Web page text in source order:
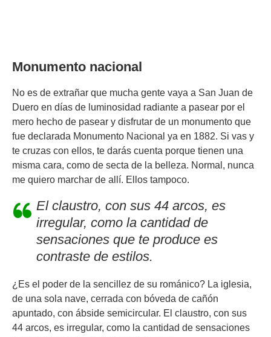
Monumento nacional
No es de extrañar que mucha gente vaya a San Juan de
Duero en días de luminosidad radiante a pasear por el
mero hecho de pasear y disfrutar de un monumento que
fue declarada Monumento Nacional ya en 1882. Si vas y
te cruzas con ellos, te darás cuenta porque tienen una
misma cara, como de secta de la belleza. Normal, nunca
me quiero marchar de allí. Ellos tampoco.
El claustro, con sus 44 arcos, es
irregular, como la cantidad de
sensaciones que te produce es
contraste de estilos.
¿Es el poder de la sencillez de su románico? La iglesia,
de una sola nave, cerrada con bóveda de cañón
apuntado, con ábside semicircular. El claustro, con sus
44 arcos, es irregular, como la cantidad de sensaciones